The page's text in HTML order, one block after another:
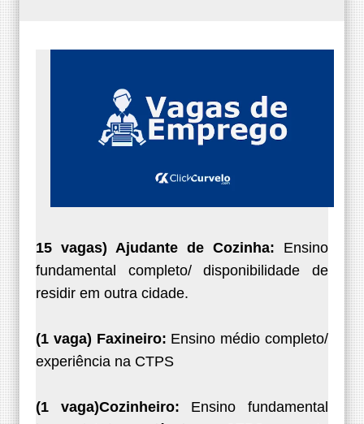
15 vagas) Ajudante de Cozinha: Ensino
fundamental completo/ disponibilidade de
residir em outra cidade.
(1 vaga) Faxineiro: Ensino médio completo/
experiência na CTPS
(1 vaga)Cozinheiro: Ensino fundamental